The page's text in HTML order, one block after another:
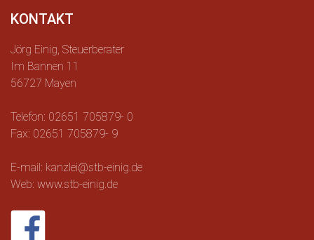
KONTAKT
Jörg Einig, Steuerberater
Im Bannen 11
56727 Mayen
Telefon: 02651 705879- 0
Fax: 02651 705879- 9
E-mail: kanzlei@stb-einig.de
Web: www.stb-einig.de